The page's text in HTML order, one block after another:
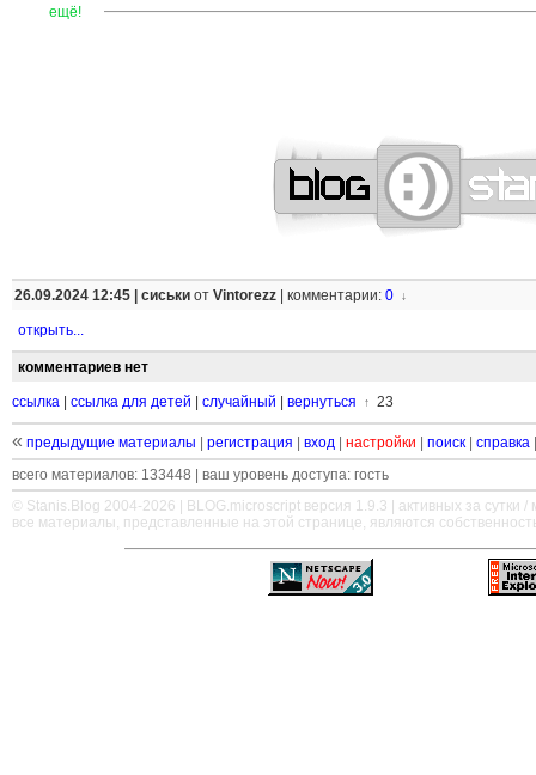
ещё! ——————————————————————
26.09.2024 12:45 | сиськи от Vintorezz комментарии: 0 ↓
открыть...
комментариев нет
ссылка ссылка для детей случайный вернуться ↑ 23
« предыдущие материалы регистрация вход настройки поиск справка
всего материалов: 133448 | ваш уровень доступа: гость
© Stanis.Blog 2004-2026 |
BLOG.microscript версия 1.9.3 | активных за сутки /
все материалы, представленные на этой странице, являются
—————————————————————